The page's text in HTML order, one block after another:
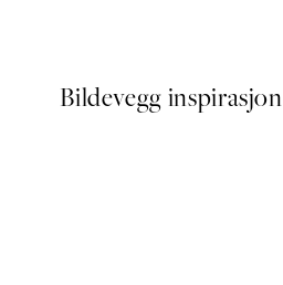
Bildevegg inspirasjon